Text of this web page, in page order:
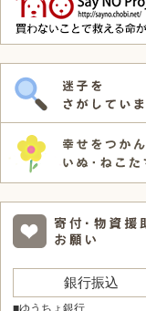
銀行振込
■ゆうちょ銀行